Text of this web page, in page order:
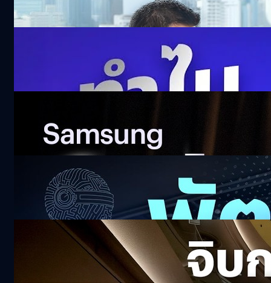
โลก-พลิกฟื้นเศรษฐกิจไทย
38.2k views 4 days ago
301.5k views 12 days ago
558k views 16 days ago
ไอเดียเด็ด Pitching โหดกับโจทย์สุดหิน ! True
ALPHA 2026
20k views 18 days ago
จิบกาแฟ ถอดวิธีคิด ‘ม.ล.ปีกทอง ทองใหญ่’
128.8k views 22 days ago